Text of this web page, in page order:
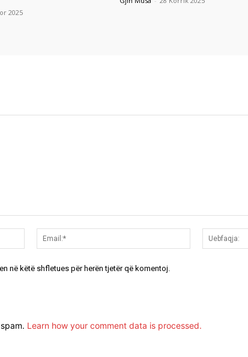
2025
Emri:*
Email:*
në këtë shfletues për herën tjetër që komentoj.
Learn how your comment data is processed.